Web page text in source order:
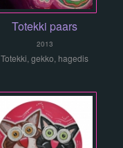
Totekki paars
2013
Totekki, gekko, hagedis